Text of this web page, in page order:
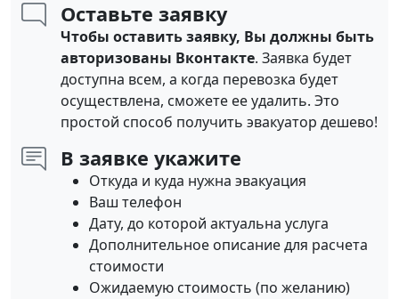
Оставьте заявку
Чтобы оставить заявку, Вы должны быть
авторизованы Вконтакте. Заявка будет
доступна всем, а когда перевозка будет
осуществлена, сможете ее удалить. Это
простой способ получить эвакуатор дешево!
В заявке укажите
Откуда и куда нужна эвакуация
Ваш телефон
Дату, до которой актуальна услуга
Дополнительное описание для расчета
стоимости
Ожидаемую стоимость (по желанию)